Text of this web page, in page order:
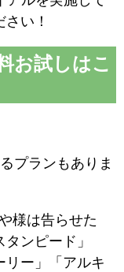
い！
お試しはこ
プランもありま
様は告らせた
ンピード」
ー」「アルキ